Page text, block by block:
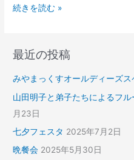
続きを読む »
最近の投稿
みやまっくすオールディーズス
山田明子と弟子たちによるフ
月23日
七夕フェスタ 2025年7月2日
晩餐会 2025年5月30日